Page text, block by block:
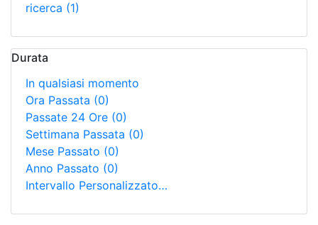
ricerca (1)
Durata
In qualsiasi momento
Ora Passata (0)
Passate 24 Ore (0)
Settimana Passata (0)
Mese Passato (0)
Anno Passato (0)
Intervallo Personalizzato…